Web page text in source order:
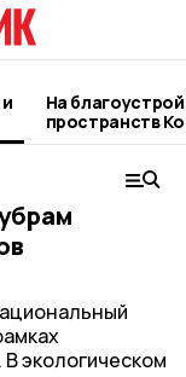
На
пространств
подростковый
экологическом